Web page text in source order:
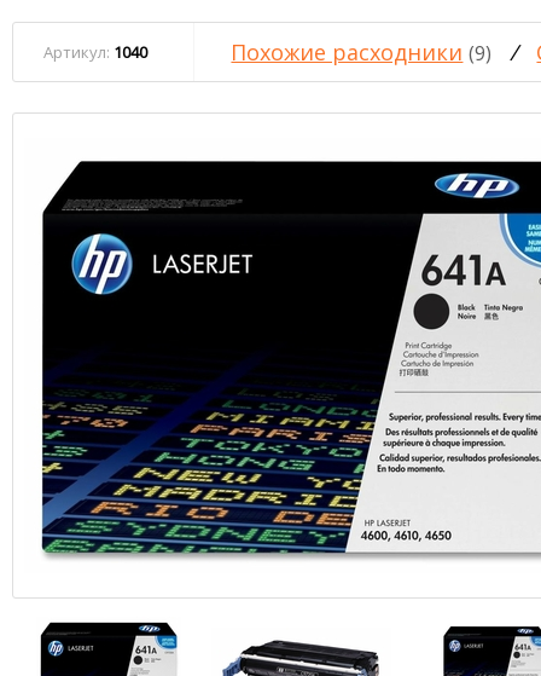
Артикул: 1040 Похожие расходники (9) /